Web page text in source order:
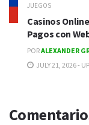
JUEGOS
Casinos
Pagos con
PORALEXANDER
JULY 21, 2026 -